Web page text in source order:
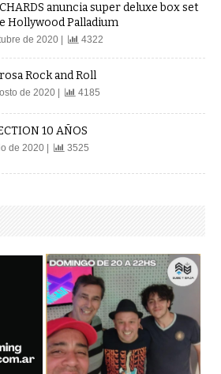
anuncia super deluxe box set
Hollywood Palladium
de 2020 | 4322
Rock and Roll
de 2020 | 4185
10 AÑOS
de 2020 | 3525